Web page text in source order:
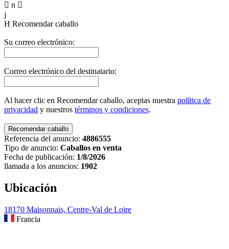
 n 
j
H Recomendar caballo
Su correo electrónico:
Correo electrónico del destinatario:
Al hacer clic en Recomendar caballo, aceptas nuestra política de
privacidad y nuestros términos y condiciones.
Referencia del anuncio: 4886555
Tipo de anuncio: Caballos en venta
Fecha de publicación: 1/8/2026
llamada a los anuncios: 1902
Ubicación
18170 Maisonnais, Centre-Val de Loire
Francia